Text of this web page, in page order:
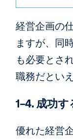
経営企画の
ますが、同
も必要とさ
職務だとい
1-4. 成功
優れた経営